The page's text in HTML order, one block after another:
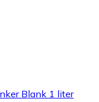
Blank 1 liter